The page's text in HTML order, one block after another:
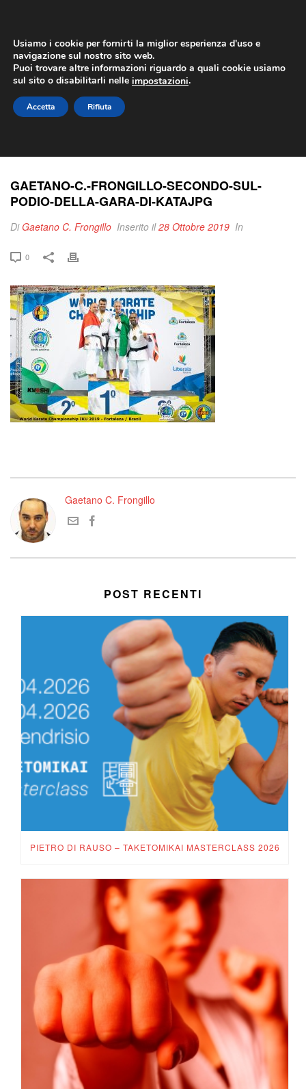
GAETANO-C.-FRONGILLO-SECONDO-
SUL-PODIO-DELLA-GARA-DI-
GAETANO-C.-FRONGILLO-SECONDO-SUL-
PODIO-DELLA-GARA-DI-KATAJPG
Di Gaetano C. Frongillo Inserito il28 Ottobre 2019 In
0
Gaetano C. Frongillo
POST RECENTI
PIETRO DI RAUSO – TAKETOMIKAI MASTERCLASS 2026
Usiamo i cookie per fornirti la miglior esperienza d'uso e
navigazione sul nostro sito web.
Puoi trovare altre informazioni riguardo a quali cookie usiamo
sul sito o disabilitarli nelle impostazioni.
Accetta Rifiuta